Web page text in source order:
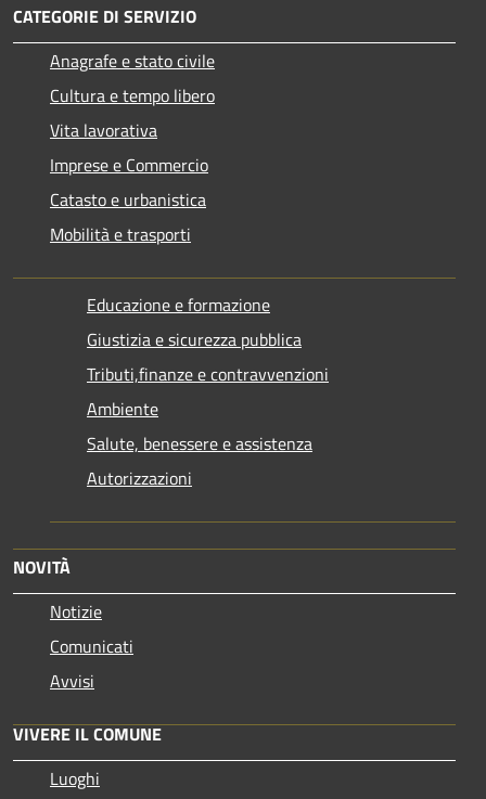
CATEGORIE DI SERVIZIO
Anagrafe e stato civile
Cultura e tempo libero
Vita lavorativa
Imprese e Commercio
Catasto e urbanistica
Mobilità e trasporti
Educazione e formazione
Giustizia e sicurezza pubblica
Tributi,finanze e contravvenzioni
Ambiente
Salute, benessere e assistenza
Autorizzazioni
NOVITÀ
Notizie
Comunicati
Avvisi
VIVERE IL COMUNE
Luoghi